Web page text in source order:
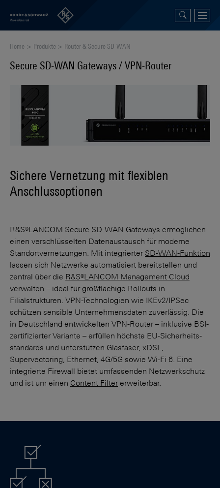
Home Produkte Router & Secure SD-WAN
Secure SD-WAN Gateways / VPN-Router
Sichere Vernetzung mit flexiblen
Anschlussoptionen
R&S®LANCOM Secure SD-WAN Gateways ermöglichen
einen verschlüsselten Datenaustausch für moderne
Standortvernetzungen. Mit integrierter SD-WAN-Funktion
lassen sich Netz­werke automatisiert bereitstellen und
zentral über die R&S®LANCOM Management Cloud
verwalten – ideal für großflächige Rollouts in
Filialstrukturen. VPN-Technologien wie IKEv2/IPSec
schützen sensible Unternehmensdaten zuverlässig. Die
in Deutschland entwickelten VPN-Router – inklusive BSI-
zertifizierter Variante – erfüllen höchste EU-Sicherheits­
standards und unter­stützen Glasfaser, xDSL,
Supervectoring, Ethernet, 4G/5G sowie Wi-Fi 6. Eine
integrierte Firewall bietet umfassenden Netzwerkschutz
und ist um einen Content Filtererweiterbar.